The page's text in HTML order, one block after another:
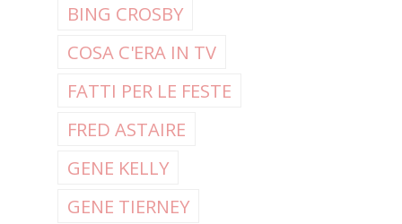
BING CROSBY
COSA C'ERA IN TV
FATTI PER LE FESTE
FRED ASTAIRE
GENE KELLY
GENE TIERNEY